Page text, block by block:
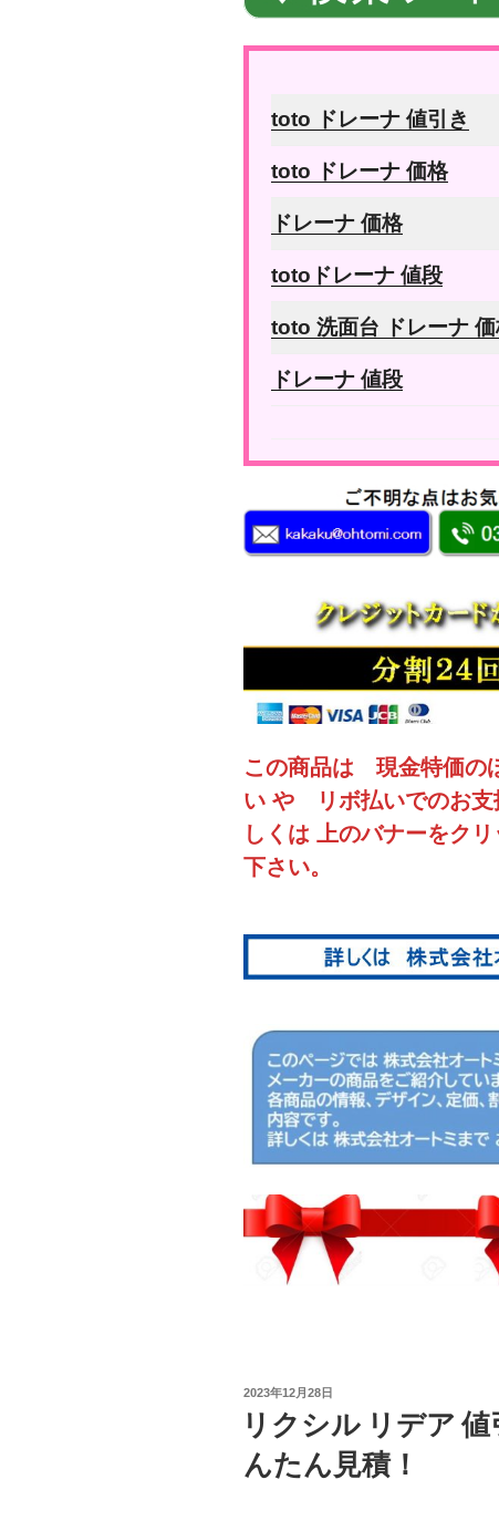
toto ドレーナ 値引き
toto ドレーナ 価格
ドレーナ 価格
totoドレーナ 値段
toto 洗面台 ドレーナ
ドレーナ 値段
この商品は 現金特価の
い や リボ払いでのお
しくは 上のバナーをク
下さい。
投
稿
日:
2023年12月28日
リクシル リデア
んたん見積！